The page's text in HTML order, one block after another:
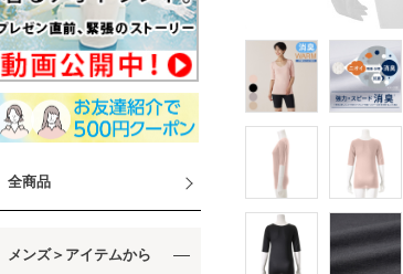
全商品
メンズ＞アイテムから